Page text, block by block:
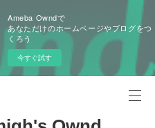
Ameba Owndで
あなただけのホームページやブログをつ
くろう
今すぐ試す